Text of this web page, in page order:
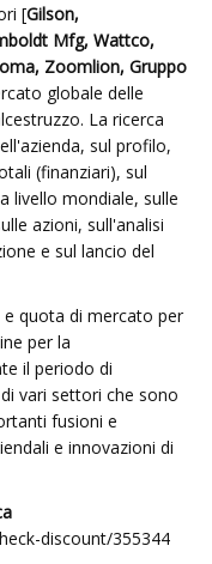
[Gilson,
Mfg, Wattco,
Zoomlion, Gruppo
globale delle
La ricerca
sul profilo,
(finanziari), sul
livello mondiale, sulle
azioni, sull'analisi
e sul lancio del
quota di mercato per
per la
il periodo di
vari settori che sono
fusioni e
e innovazioni di
discount/355344